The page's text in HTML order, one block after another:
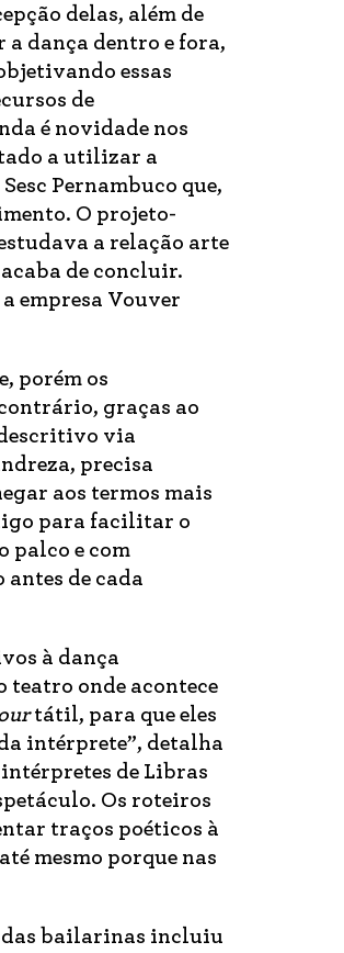
delas, além de
a dança dentro e fora,
essas
de
é novidade nos
a utilizar a
Pernambuco que,
O projeto-
a relação arte
de concluir.
empresa Vouver
porém os
graças ao
via
precisa
aos termos mais
para facilitar o
palco e com
de cada
à dança
teatro onde acontece
tátil, para que eles
intérprete”, detalha
de Libras
Os roteiros
traços poéticos à
mesmo porque nas
das bailarinas incluiu